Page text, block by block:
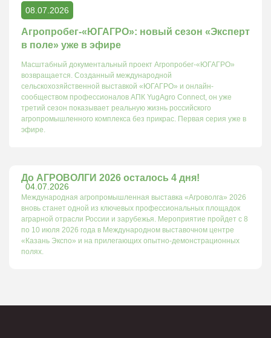
08.07.2026
Агропробег-«ЮГАГРО»: новый сезон «Эксперт
в поле» уже в эфире
Масштабный документальный проект Агропробег-«ЮГАГРО»
возвращается. Созданный международной
сельскохозяйственной выставкой «ЮГАГРО» и онлайн-
сообществом профессионалов АПК YugAgro Connect, он уже
третий сезон показывает реальную жизнь российского
агропромышленного комплекса без прикрас. Первая серия уже в
эфире.
04.07.2026
До АГРОВОЛГИ 2026 осталось 4 дня!
Международная агропромышленная выставка «Агроволга» 2026
вновь станет одной из ключевых профессиональных площадок
аграрной отрасли России и зарубежья. Мероприятие пройдет с 8
по 10 июля 2026 года в Международном выставочном центре
«Казань Экспо» и на прилегающих опытно-демонстрационных
полях.